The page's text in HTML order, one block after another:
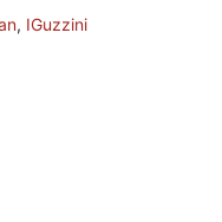
, IGuzzini